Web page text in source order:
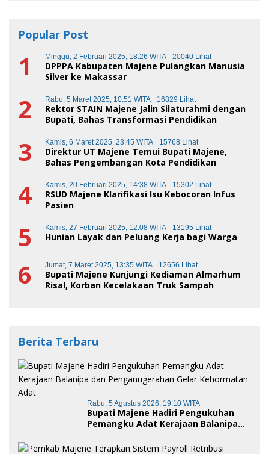
Popular Post
1 Minggu, 2 Februari 2025, 18:26 WITA 20040 Lihat
DPPPA Kabupaten Majene Pulangkan Manusia
Silver ke Makassar
2 Rabu, 5 Maret 2025, 10:51 WITA 16829 Lihat
Rektor STAIN Majene Jalin Silaturahmi dengan
Bupati, Bahas Transformasi Pendidikan
3 Kamis, 6 Maret 2025, 23:45 WITA 15768 Lihat
Direktur UT Majene Temui Bupati Majene,
Bahas Pengembangan Kota Pendidikan
4 Kamis, 20 Februari 2025, 14:38 WITA 15302 Lihat
RSUD Majene Klarifikasi Isu Kebocoran Infus
Pasien
5 Kamis, 27 Februari 2025, 12:08 WITA 13195 Lihat
Hunian Layak dan Peluang Kerja bagi Warga
6 Jumat, 7 Maret 2025, 13:35 WITA 12656 Lihat
Bupati Majene Kunjungi Kediaman Almarhum
Risal, Korban Kecelakaan Truk Sampah
Berita Terbaru
Rabu, 5 Agustus 2026, 19:10 WITA
Bupati Majene Hadiri Pengukuhan
Pemangku Adat Kerajaan Balanipa
Kehormatan Adat